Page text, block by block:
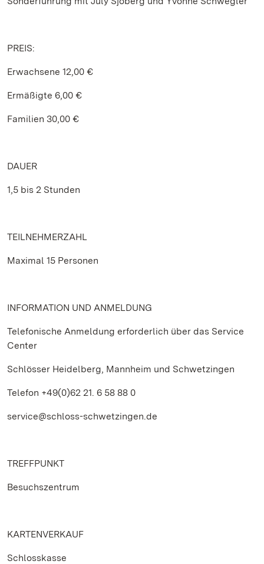
PREIS:
Erwachsene 12,00 €
Ermäßigte 6,00 €
Familien 30,00 €
DAUER
1,5 bis 2 Stunden
TEILNEHMERZAHL
Maximal 15 Personen
INFORMATION UND ANMELDUNG
Telefonische Anmeldung erforderlich über das Service
Center
Schlösser Heidelberg, Mannheim und Schwetzingen
Telefon +49(0)62 21. 6 58 88 0
service@schloss-schwetzingen.de
TREFFPUNKT
Besuchszentrum
KARTENVERKAUF
Schlosskasse